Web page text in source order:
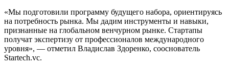
«Мы подготовили программу будущего набора, ориентируясь
на потребность рынка. Мы дадим инструменты и навыки,
признанные на глобальном венчурном рынке. Стартапы
получат экспертизу от профессионалов международного
уровня», — отметил Владислав Здоренко, сооснователь
Startech.vc.